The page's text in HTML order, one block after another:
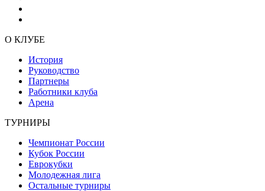
О КЛУБЕ
История
Руководство
Партнеры
Работники клуба
Арена
ТУРНИРЫ
Чемпионат России
Кубок России
Еврокубки
Молодежная лига
Остальные турниры